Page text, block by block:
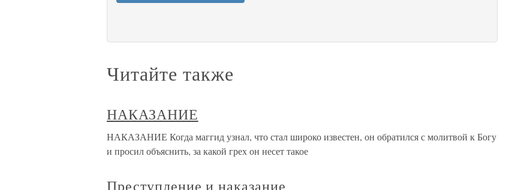
Читайте также
НАКАЗАНИЕ
НАКАЗАНИЕ Когда маггид узнал, что стал широко известен, он обратился с молитвой к Богу
и просил объяснить, за какой грех он несет такое
Преступление и наказание